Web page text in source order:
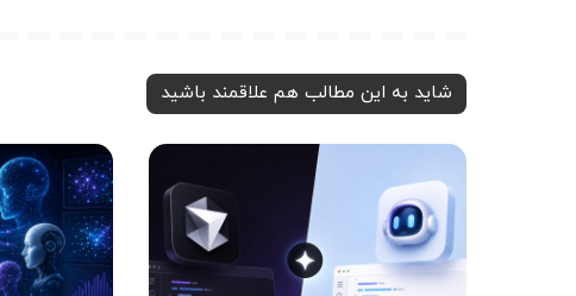
شاید به این مطالب هم علاقمند باشید